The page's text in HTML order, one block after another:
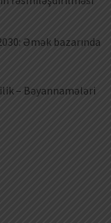
Əmək bazarında
– Bəyannamələri